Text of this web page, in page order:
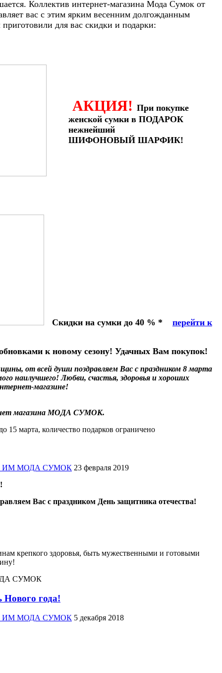
Коллектив интернет-магазина Мода Сумок от
вас с этим ярким весенним долгожданным
для вас скидки и подарки:
АКЦИЯ! При покупке
женской сумки в ПОДАРОК
нежнейший
ШИФОНОВЫЙ ШАРФИК!
Скидки на сумки до 40 % * перейти к
к новому сезону! Удачных Вам покупок!
от всей души поздравляем Вас с праздником 8 марта
наилучшего! Любви, счастья, здоровья и хороших
магазине!
магазина МОДА СУМОК.
15 марта, количество подарков ограничено
ИМ МОДА СУМОК 23 февраля 2019
Вас с праздником День защитника отечества!
крепкого здоровья, быть мужественными и готовыми
СУМОК
года!
ИМ МОДА СУМОК 5 декабря 2018